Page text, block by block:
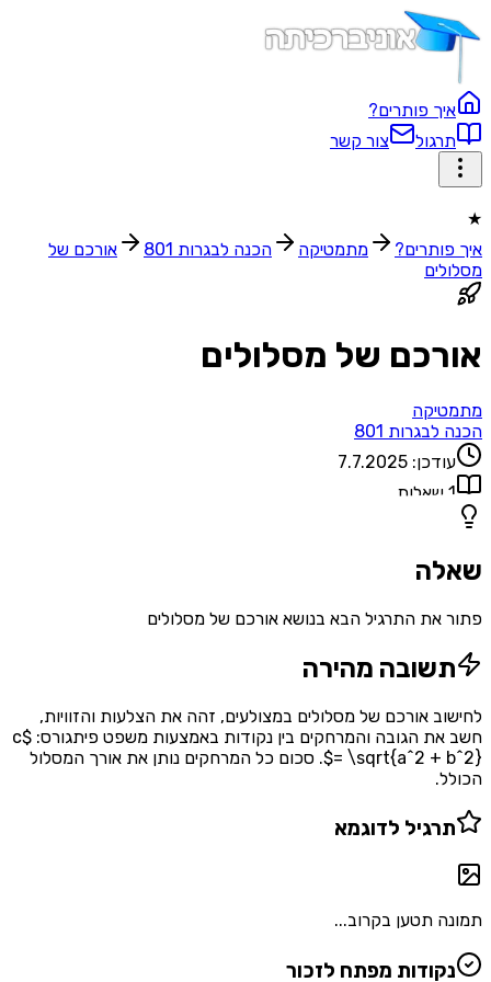
איך פותרים?
תרגול
צור קשר
★
איך פותרים?
מתמטיקה הכנה לבגרות 801
אורכם של
מסלולים
אורכם של מסלולים
מתמטיקה
הכנה לבגרות 801
עודכן: 7.7.2025
1 שאלות
שאלה
פתור את התרגיל הבא בנושא אורכם של מסלולים
תשובה מהירה
לחישוב אורכם של מסלולים במצולעים, זהה את הצלעות והזוויות,
חשב את הגובה והמרחקים בין נקודות באמצעות משפט פיתגורס: $c
= \sqrt{a^2 + b^2}$. סכום כל המרחקים נותן את אורך המסלול
הכולל.
תרגיל לדוגמא
תמונה תטען בקרוב...
נקודות מפתח לזכור